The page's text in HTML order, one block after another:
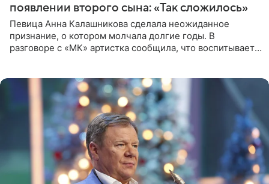
появлении второго сына: «Так сложилось»
Певица Анна Калашникова сделала неожиданное
признание, о котором молчала долгие годы. В
разговоре с «МК» артистка сообщила, что воспитывает